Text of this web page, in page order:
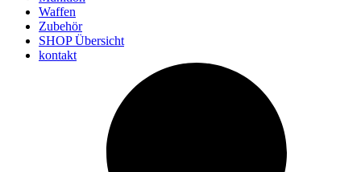
Waffen
Zubehör
SHOP Übersicht
kontakt